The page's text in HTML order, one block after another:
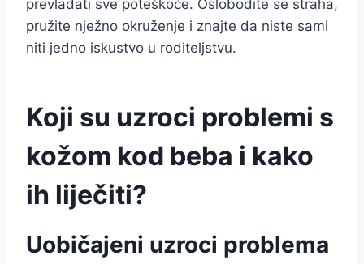
prevladati sve poteškoće. Oslobodite se straha,
pružite nježno okruženje i znajte da niste sami
niti jedno iskustvo u roditeljstvu.
Koji su uzroci problemi s
kožom kod beba i kako
ih liječiti?
Uobičajeni uzroci problema